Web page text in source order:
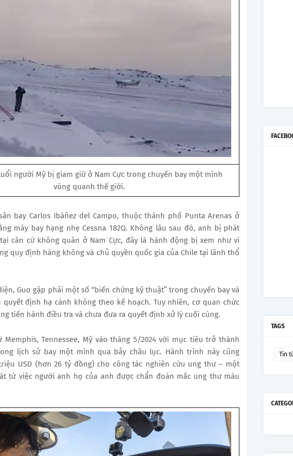
người Mỹ bị giam giữ ở Nam Cực trong chuyến bay một mình
vòng quanh thế giới.
bay Carlos Ibáñez del Campo, thuộc thành phố Punta Arenas ở
máy bay hạng nhẹ Cessna 182Q. Không lâu sau đó, anh bị phát
căn cứ không quân ở Nam Cực, đây là hành động bị xem như vi
quy định hàng không và chủ quyền quốc gia của Chile tại lãnh thổ
Guo gặp phải một số “biến chứng kỹ thuật” trong chuyến bay và
quyết định hạ cánh không theo kế hoạch. Tuy nhiên, cơ quan chức
tiến hành điều tra và chưa đưa ra quyết định xử lý cuối cùng.
Memphis, Tennessee, Mỹ vào tháng 5/2024 với mục tiêu trở thành
lịch sử bay một mình qua bảy châu lục. Hành trình này cũng
USD (hơn 26 tỷ đồng) cho công tác nghiên cứu ung thư – một
từ việc người anh họ của anh được chẩn đoán mắc ung thư máu
TAGS
Tin